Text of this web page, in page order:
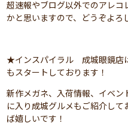
超速報やブログ以外でのアレ
かと思いますので、どうぞよろ
★インスパイラル 成城眼鏡店
もスタートしております！
新作メガネ、入荷情報、イベ
に入り成城グルメもご紹介し
ば嬉しいです！